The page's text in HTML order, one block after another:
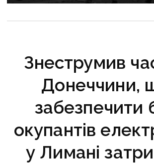
Знеструмив
Донеччини,
забезпечити
окупантів
у Лимані